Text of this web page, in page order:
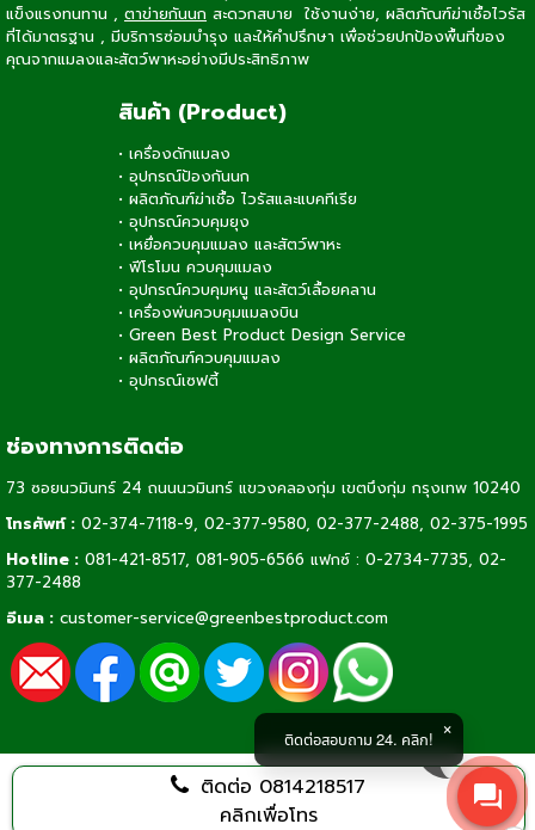
แข็งแรงทนทาน , ตาข่ายกันนก สะดวกสบาย ใช้งานง่าย, ผลิตภัณฑ์ฆ่าเชื้อไวรัส
ที่ได้มาตรฐาน , มีบริการซ่อมบำรุง และให้คำปรึกษา เพื่อช่วยปกป้องพื้นที่ของ
คุณจากแมลงและสัตว์พาหะอย่างมีประสิทธิภาพ
สินค้า (Product)
• เครื่องดักแมลง
• อุปกรณ์ป้องกันนก
• ผลิตภัณฑ์ฆ่าเชื้อ ไวรัสและแบคทีเรีย
• อุปกรณ์ควบคุมยุง
• เหยื่อควบคุมแมลง และสัตว์พาหะ
• ฟีโรโมน ควบคุมแมลง
• อุปกรณ์ควบคุมหนู และสัตว์เลื้อยคลาน
• เครื่องพ่นควบคุมแมลงบิน
• Green Best Product Design Service
• ผลิตภัณฑ์ควบคุมแมลง
• อุปกรณ์เซฟตี้
ช่องทางการติดต่อ
73 ซอยนวมินทร์ 24 ถนนนวมินทร์ แขวงคลองกุ่ม เขตบึงกุ่ม กรุงเทพ 10240
โทรศัพท์ : 02-374-7118-9, 02-377-9580, 02-377-2488, 02-375-1995
Hotline : 081-421-8517, 081-905-6566 แฟกซ์ : 0-2734-7735, 02-
377-2488
อีเมล : customer-service@greenbestproduct.com
ติดต่อ 0814218517
คลิกเพื่อโทร
ติดต่อสอบถาม 24. คลิก!